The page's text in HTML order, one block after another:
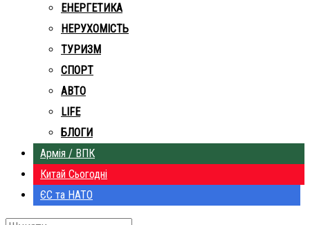
ЕНЕРГЕТИКА
НЕРУХОМІСТЬ
ТУРИЗМ
СПОРТ
АВТО
LIFE
БЛОГИ
Армія / ВПК
Китай Сьогодні
ЄС та НАТО